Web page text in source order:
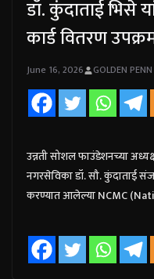
डॉ. कुंदाताई भिसे
कार्ड वितरण
June 16, 2026 GOLDEN PENN
उन्नती सोशल फाउंडेशनच्या
नगरसेविका डॉ. सौ. कुंदाताई
करण्यात आलेल्या NCMC